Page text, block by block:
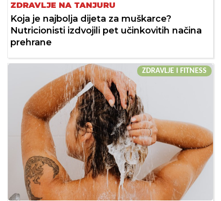
ZDRAVLJE NA TANJURU
Koja je najbolja dijeta za muškarce?
Nutricionisti izdvojili pet učinkovitih načina
prehrane
ZDRAVLJE I FITNESS